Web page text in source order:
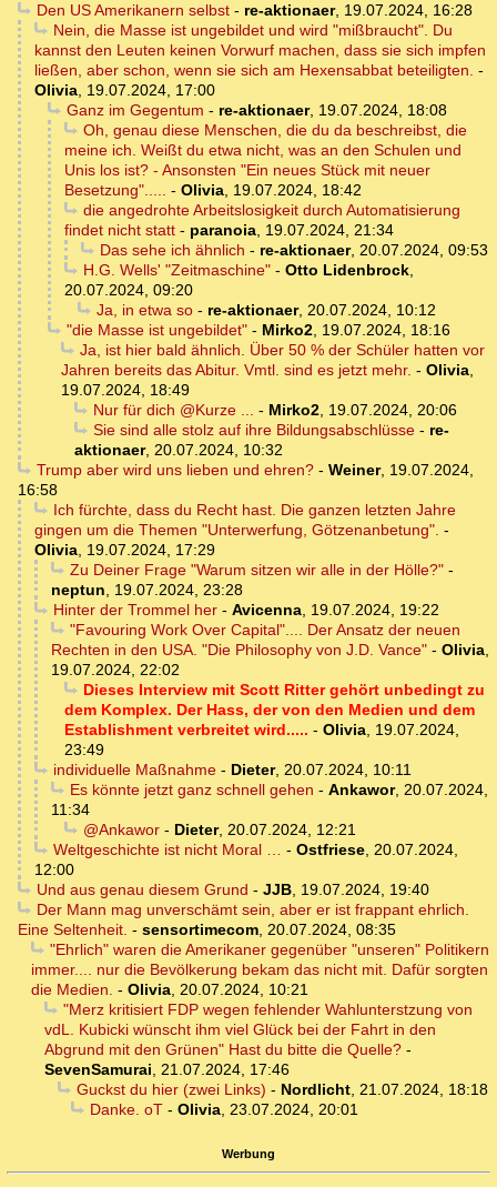
Den US Amerikanern selbst- re-aktionaer, 19.07.2024, 16:28
Nein, die Masse ist ungebildet und wird "mißbraucht". Du
kannst den Leuten keinen Vorwurf machen, dass sie sich impfen
ließen, aber schon, wenn sie sich am Hexensabbat beteiligten. -
Olivia, 19.07.2024, 17:00
Ganz im Gegentum - re-aktionaer, 19.07.2024, 18:08
Oh, genau diese Menschen, die du da beschreibst, die
meine ich. Weißt du etwa nicht, was an den Schulen und
Unis los ist? - Ansonsten "Ein neues Stück mit neuer
Besetzung"..... - Olivia, 19.07.2024, 18:42
die angedrohte Arbeitslosigkeit durch Automatisierung
findet nicht statt - paranoia, 19.07.2024, 21:34
Das sehe ich ähnlich - re-aktionaer, 20.07.2024, 09:53
H.G. Wells' "Zeitmaschine"- Otto Lidenbrock,
20.07.2024, 09:20
Ja, in etwa so- re-aktionaer, 20.07.2024, 10:12
"die Masse ist ungebildet"- Mirko2, 19.07.2024, 18:16
Ja, ist hier bald ähnlich. Über 50 % der Schüler hatten vor
Jahren bereits das Abitur. Vmtl. sind es jetzt mehr. - Olivia,
19.07.2024, 18:49
Nur für dich @Kurze ... - Mirko2, 19.07.2024, 20:06
Sie sind alle stolz auf ihre Bildungsabschlüsse- re-
aktionaer, 20.07.2024, 10:32
Trump aber wird uns lieben und ehren?- Weiner, 19.07.2024,
16:58
Ich fürchte, dass du Recht hast. Die ganzen letzten Jahre
gingen um die Themen "Unterwerfung, Götzenanbetung". -
Olivia, 19.07.2024, 17:29
Zu Deiner Frage "Warum sitzen wir alle in der Hölle?"-
neptun, 19.07.2024, 23:28
Hinter der Trommel her- Avicenna, 19.07.2024, 19:22
"Favouring Work Over Capital".... Der Ansatz der neuen
Rechten in den USA. "Die Philosophy von J.D. Vance" - Olivia,
19.07.2024, 22:02
Dieses Interview mit Scott Ritter gehört unbedingt zu
dem Komplex. Der Hass, der von den Medien und dem
Establishment verbreitet wird..... - Olivia, 19.07.2024,
23:49
individuelle Maßnahme- Dieter, 20.07.2024, 10:11
Es könnte jetzt ganz schnell gehen - Ankawor, 20.07.2024,
11:34
@Ankawor- Dieter, 20.07.2024, 12:21
Weltgeschichte ist nicht Moral … - Ostfriese, 20.07.2024,
12:00
Und aus genau diesem Grund - JJB, 19.07.2024, 19:40
Der Mann mag unverschämt sein, aber er ist frappant ehrlich.
Eine Seltenheit. - sensortimecom, 20.07.2024, 08:35
"Ehrlich" waren die Amerikaner gegenüber "unseren" Politikern
immer.... nur die Bevölkerung bekam das nicht mit. Dafür sorgten
die Medien. - Olivia, 20.07.2024, 10:21
"Merz kritisiert FDP wegen fehlender Wahlunterstzung von
vdL. Kubicki wünscht ihm viel Glück bei der Fahrt in den
Abgrund mit den Grünen" Hast du bitte die Quelle? -
SevenSamurai, 21.07.2024, 17:46
Guckst du hier (zwei Links) - Nordlicht, 21.07.2024, 18:18
Danke. oT- Olivia, 23.07.2024, 20:01
Werbung